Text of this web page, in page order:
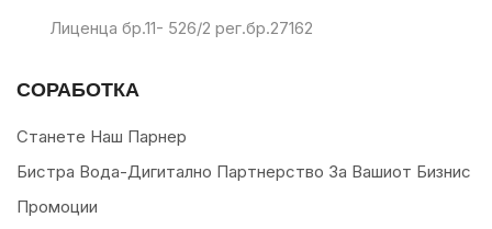
Лиценца бр.11- 526/2 рег.бр.27162
СОРАБОТКА
Станете Наш Парнер
Бистра Вода-Дигитално Партнерство За Вашиот Бизнис
Промоции